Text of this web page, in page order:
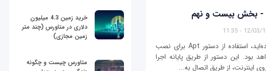
- بخش بیست و نهم
12/03/1394
اگر تازه کار با لینوکس را آغاز کرده‌اید، استفاده از دستور Apt برای نصب
بود. این دستور از طریق پایانه اجرا
اینترنت، از طریق اتصال به...
خرید زمین 4.3 میلیون
دلاری در متاورس (چند متر
زمین مجازی)
متاورس چیست و چگونه